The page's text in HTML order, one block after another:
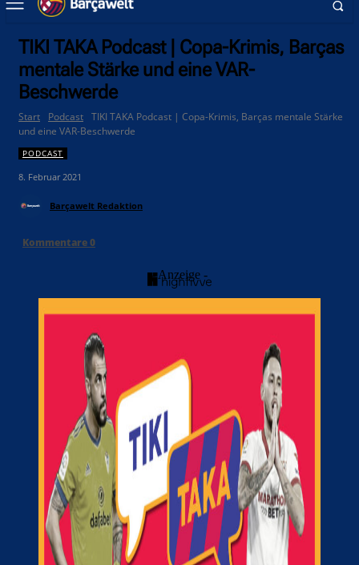
TIKI TAKA Podcast | Copa-Krimis, Barças
mentale Stärke und eine VAR-
Beschwerde
Start Podcast TIKI TAKA Podcast | Copa-Krimis, Barças mentale Stärke
und eine VAR-Beschwerde
PODCAST
8. Februar 2021
Barçawelt Redaktion
Kommentare0
- Anzeige -